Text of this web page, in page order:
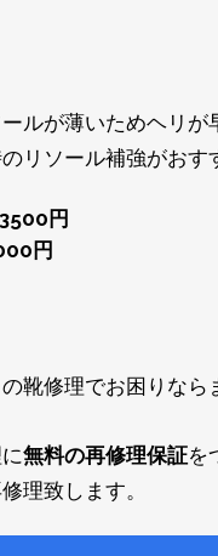
ルが薄いためヘリ
リソール補強がおす
円
円
靴修理でお困りなら
無料の再修理保証を
理致します。